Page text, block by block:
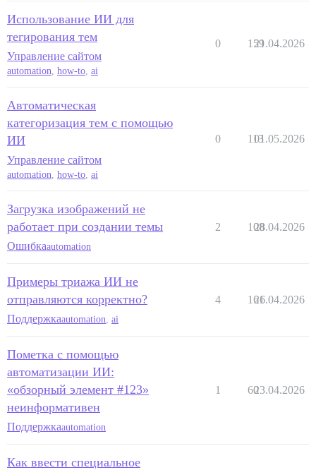
Использование ИИ для
тегирования тем
Управление сайтом
automation, how-to, ai
0 159
21.04.2026
Автоматическая
категоризация тем с помощью
ИИ
Управление сайтом
automation, how-to, ai
0 113
01.05.2026
Загрузка изображений не
работает при создании темы
Ошибкаautomation
2 108
28.04.2026
Примеры триажа ИИ не
отправляются корректно?
Поддержкаautomation ai
4 161
26.04.2026
Пометка с помощью
автоматизации ИИ:
«обзорный элемент #123»
неинформативен
Поддержкаautomation
1 6023.04.2026
Как ввести специальное